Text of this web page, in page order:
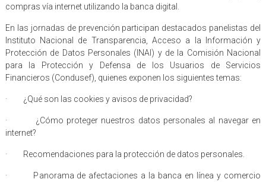
compras vía internet utilizando la banca digital.
En las jornadas de prevención participan destacados panelistas del
Instituto Nacional de Transparencia, Acceso a la Información y
Protección de Datos Personales (INAI) y de la Comisión Nacional
para la Protección y Defensa de los Usuarios de Servicios
Financieros (Condusef), quienes exponen los siguientes temas:
· ¿Qué son las cookies y avisos de privacidad?
· ¿Cómo proteger nuestros datos personales al navegar en
internet?
· Recomendaciones para la protección de datos personales.
· Panorama de afectaciones a la banca en línea y comercio